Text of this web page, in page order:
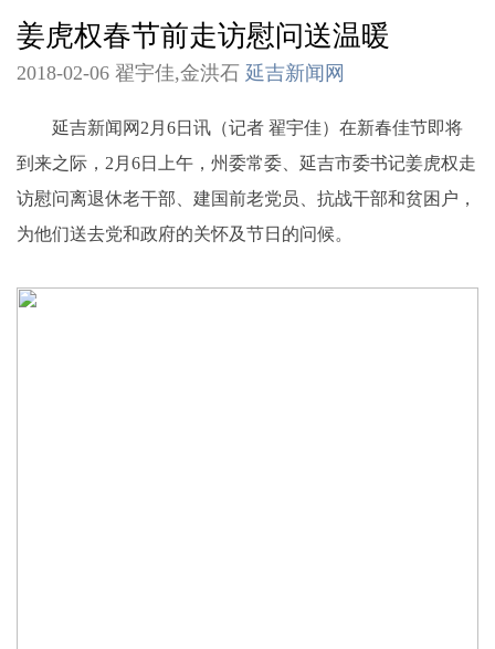
姜虎权春节前走访慰问送温暖
2018-02-06 翟宇佳,金洪石 延吉新闻网
延吉新闻网2月6日讯（记者 翟宇佳）在新春佳节即将
到来之际，2月6日上午，州委常委、延吉市委书记姜虎权走
访慰问离退休老干部、建国前老党员、抗战干部和贫困户，
为他们送去党和政府的关怀及节日的问候。